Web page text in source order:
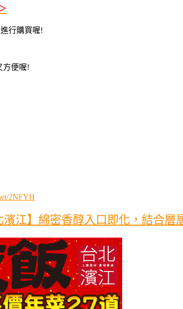
行購買喔!
方便喔!
2NFYH
】綿密香醇入口即化，結合層